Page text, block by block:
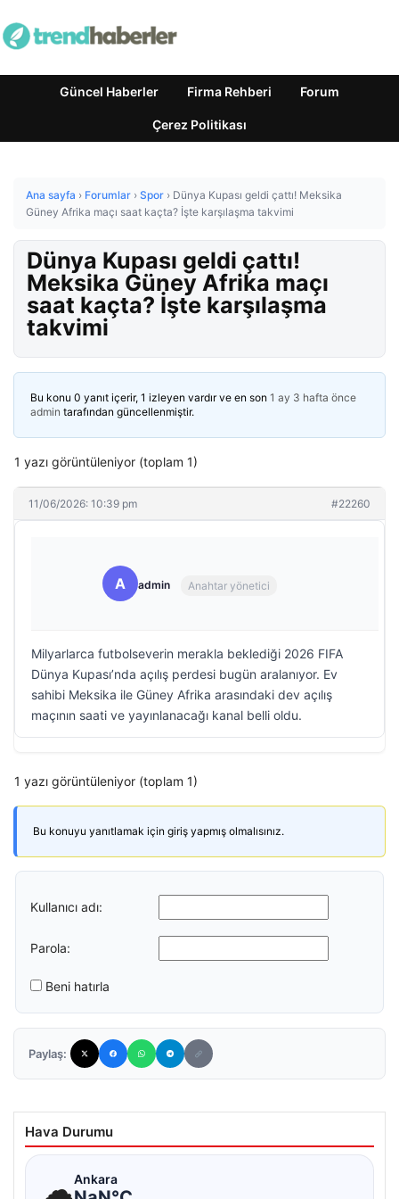
Güncel Haberler Firma Rehberi Forum
Çerez Politikası
Ana sayfa › Forumlar › Spor › Dünya Kupası geldi çattı! Meksika
Güney Afrika maçı saat kaçta? İşte karşılaşma takvimi
Dünya Kupası geldi çattı!
Meksika Güney Afrika maçı
saat kaçta? İşte karşılaşma
takvimi
Bu konu 0 yanıt içerir, 1 izleyen vardır ve en son 1 ay 3 hafta önce
admin tarafından güncellenmiştir.
1 yazı görüntüleniyor (toplam 1)
11/06/2026: 10:39 pm #22260
A admin Anahtar yönetici
Milyarlarca futbolseverin merakla beklediği 2026 FIFA
Dünya Kupası’nda açılış perdesi bugün aralanıyor. Ev
sahibi Meksika ile Güney Afrika arasındaki dev açılış
maçının saati ve yayınlanacağı kanal belli oldu.
1 yazı görüntüleniyor (toplam 1)
Bu konuyu yanıtlamak için giriş yapmış olmalısınız.
Kullanıcı adı:
Parola:
Beni hatırla
Paylaş:
Hava Durumu
☁Ankara